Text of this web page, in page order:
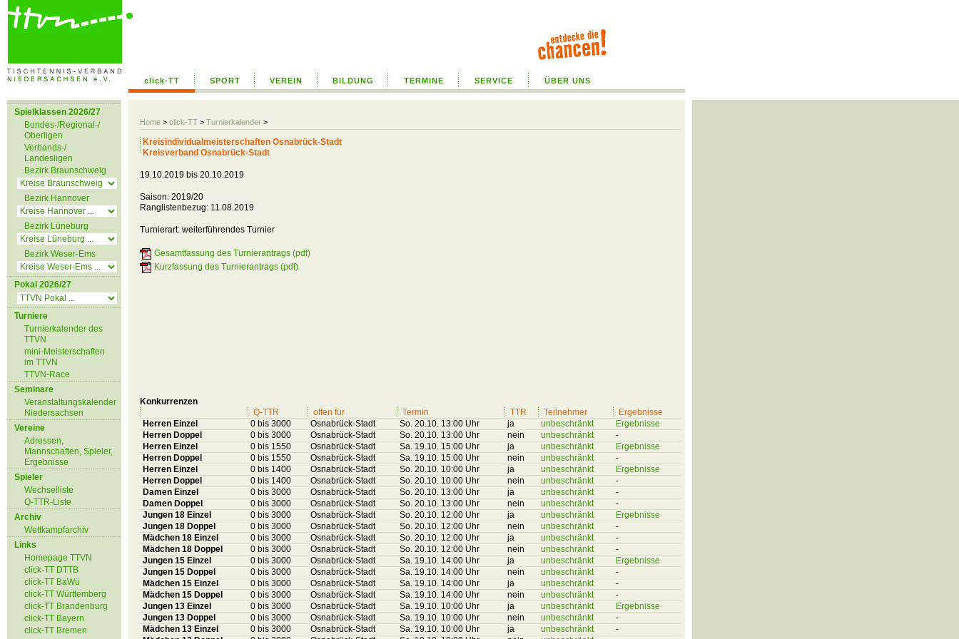
click-TT SPORT VEREIN BILDUNG TERMINE SERVICE ÜBER UNS
Home > click-TT > Turnierkalender >
Spielklassen 2026/27
Bundes-/Regional-/
Oberligen
Verbands-/
Landesligen
Bezirk Braunschweig
Bezirk Hannover
Bezirk Lüneburg
Bezirk Weser-Ems
Pokal 2026/27
Turniere
Turnierkalender des
TTVN
mini-Meisterschaften
im TTVN
TTVN-Race
Seminare
Veranstaltungskalender
Niedersachsen
Vereine
Adressen,
Mannschaften, Spieler,
Ergebnisse
Spieler
Wechselliste
Q-TTR-Liste
Archiv
Wettkampfarchiv
Links
Homepage TTVN
click-TT DTTB
click-TT BaWü
click-TT Württemberg
click-TT Brandenburg
click-TT Bayern
click-TT Bremen
Kreisindividualmeisterschaften Osnabrück-Stadt
Kreisverband Osnabrück-Stadt
19.10.2019 bis 20.10.2019
Saison: 2019/20
Ranglistenbezug: 11.08.2019
Turnierart: weiterführendes Turnier
Gesamtfassung des Turnierantrags (pdf)
Kurzfassung des Turnierantrags (pdf)
Konkurrenzen
Q-TTR
offen für Termin TTR Teilnehmer
Ergebnisse
Herren Einzel
0 bis 3000 Osnabrück-Stadt So. 20.10. 13:00 Uhr ja unbeschränkt
Ergebnisse
Herren Doppel
0 bis 3000 Osnabrück-Stadt So. 20.10. 13:00 Uhr nein unbeschränkt
-
Herren Einzel
0 bis 1550 Osnabrück-Stadt Sa. 19.10. 15:00 Uhr ja unbeschränkt
Ergebnisse
Herren Doppel
0 bis 1550 Osnabrück-Stadt Sa. 19.10. 15:00 Uhr nein unbeschränkt
-
Herren Einzel
0 bis 1400 Osnabrück-Stadt So. 20.10. 10:00 Uhr ja unbeschränkt
Ergebnisse
Herren Doppel
0 bis 1400 Osnabrück-Stadt So. 20.10. 10:00 Uhr nein unbeschränkt
-
Damen Einzel
0 bis 3000 Osnabrück-Stadt So. 20.10. 13:00 Uhr ja unbeschränkt
-
Damen Doppel
0 bis 3000 Osnabrück-Stadt So. 20.10. 13:00 Uhr nein unbeschränkt
-
Jungen 18 Einzel
0 bis 3000 Osnabrück-Stadt So. 20.10. 12:00 Uhr ja unbeschränkt
Ergebnisse
Jungen 18 Doppel
0 bis 3000 Osnabrück-Stadt So. 20.10. 12:00 Uhr nein unbeschränkt
-
Mädchen 18 Einzel
0 bis 3000 Osnabrück-Stadt So. 20.10. 12:00 Uhr ja unbeschränkt
-
Mädchen 18 Doppel
0 bis 3000 Osnabrück-Stadt So. 20.10. 12:00 Uhr nein unbeschränkt
-
Jungen 15 Einzel
0 bis 3000 Osnabrück-Stadt Sa. 19.10. 14:00 Uhr ja unbeschränkt
Ergebnisse
Jungen 15 Doppel
0 bis 3000 Osnabrück-Stadt Sa. 19.10. 14:00 Uhr nein unbeschränkt
-
Mädchen 15 Einzel
0 bis 3000 Osnabrück-Stadt Sa. 19.10. 14:00 Uhr ja unbeschränkt
-
Mädchen 15 Doppel
0 bis 3000 Osnabrück-Stadt Sa. 19.10. 14:00 Uhr nein unbeschränkt
-
Jungen 13 Einzel
0 bis 3000 Osnabrück-Stadt Sa. 19.10. 10:00 Uhr ja unbeschränkt
Ergebnisse
Jungen 13 Doppel
0 bis 3000 Osnabrück-Stadt Sa. 19.10. 10:00 Uhr nein unbeschränkt
-
Mädchen 13 Einzel
0 bis 3000 Osnabrück-Stadt Sa. 19.10. 10:00 Uhr ja unbeschränkt
-